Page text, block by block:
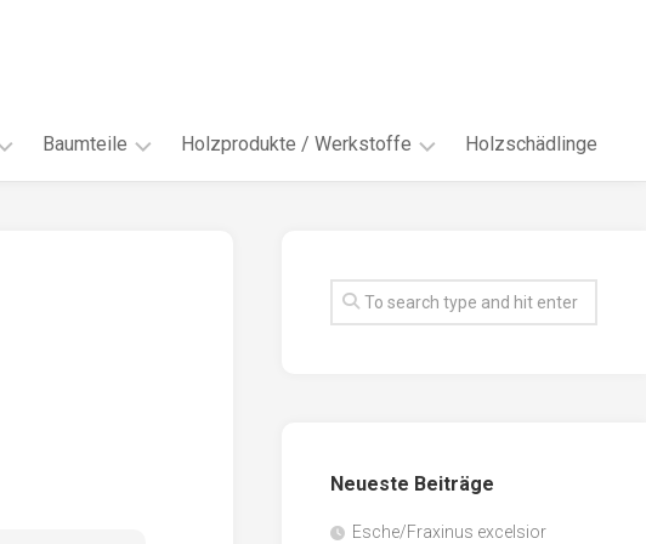
Baumteile Holzprodukte / Werkstoffe
Faserwerkstoffe
Holzschädlinge
Neueste Beiträge
Esche/Fraxinus excelsior